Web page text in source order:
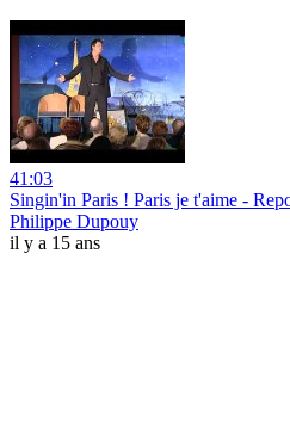
41:03
Singin'in Paris ! Paris je t'aime -
Philippe Dupouy
il y a 15 ans